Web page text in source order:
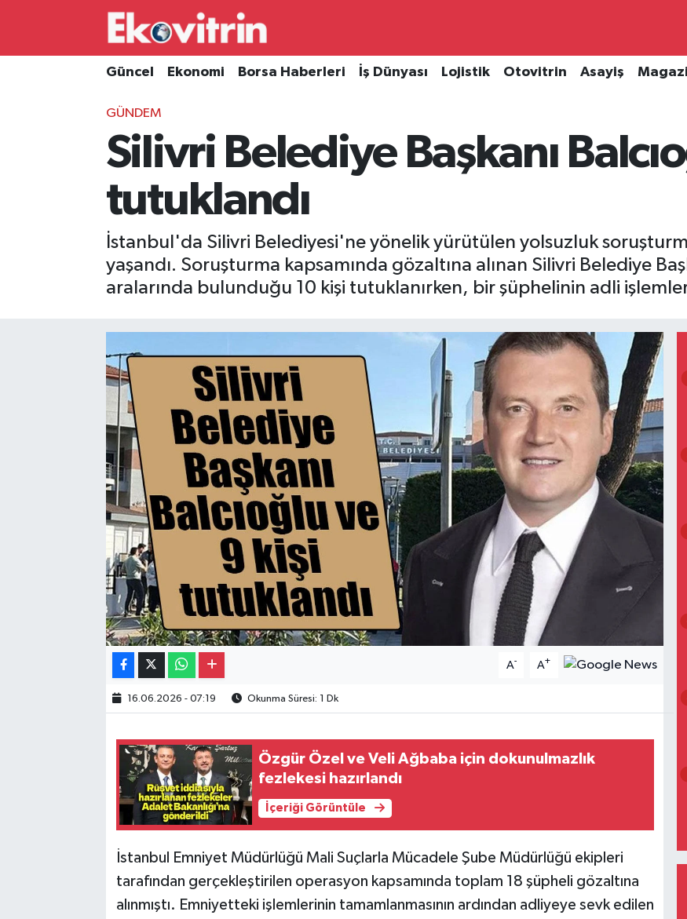
Güncel Ekonomi Borsa Haberleri İş Dünyası Lojistik Otovitrin Asayiş
GÜNDEM
Silivri Belediye Başkanı
tutuklandı
İstanbul'da Silivri Belediyesi'ne yönelik yürütülen yolsuzluk
yaşandı. Soruşturma kapsamında gözaltına alınan Silivri Belediye
aralarında bulunduğu 10 kişi tutuklanırken, bir şüphelinin adli
A- A+
16.06.2026 - 07:19 Okunma Süresi: 1 Dk
Özgür Özel ve Veli Ağbaba için dokunulmazlık
fezlekesi hazırlandı
İçeriği Görüntüle
İstanbul Emniyet Müdürlüğü Mali Suçlarla Mücadele Şube Müdürlüğü ekipleri
tarafından gerçekleştirilen operasyon kapsamında toplam 18 şüpheli gözaltına
alınmıştı. Emniyetteki işlemlerinin tamamlanmasının ardından adliyeye sevk edilen
Güncel
Borsa Haberleri
Gayrimenkul
Hava Durumu
Süper Lig Puan Durumu ve Fikstür
Son Dakika Haberleri
Haber Arşivi